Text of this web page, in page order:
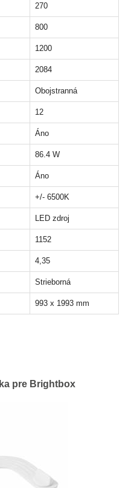
270
800
1200
2084
Obojstranná
12
Áno
86.4 W
Áno
+/- 6500K
LED zdroj
1152
4,35
Strieborná
993 x 1993 mm
pre Brightbox